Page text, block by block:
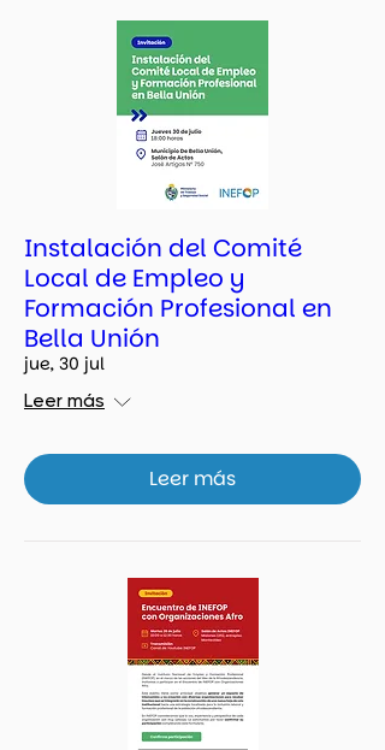
Instalación del Comité
Local de Empleo y
Formación Profesional en
Bella Unión
jue, 30 jul
Leer más
Leer más